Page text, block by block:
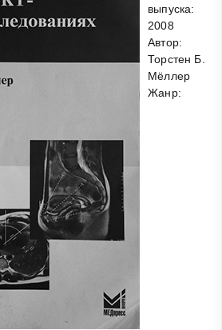
выпуска:
2008
Автор:
Торстен Б.
Мёллер
Жанр: